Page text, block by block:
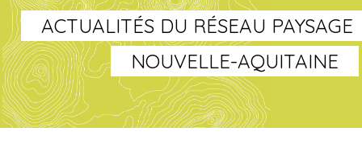
ACTUALITÉS DU RÉSEAU PAYSAGE
NOUVELLE-AQUITAINE